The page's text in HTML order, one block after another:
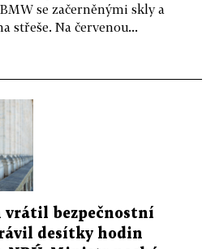
se začerněnými skly a
střeše. Na červenou...
vrátil bezpečnostní
desítky hodin